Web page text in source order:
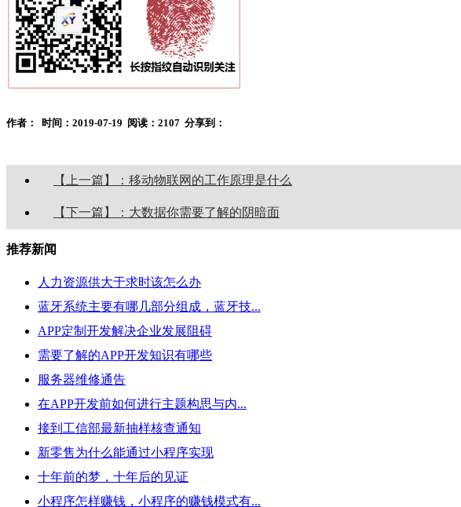
作者： 时间：2019-07-19 阅读：2107 分享到：
【上一篇】：移动物联网的工作原理是什么
【下一篇】：大数据你需要了解的阴暗面
推荐新闻
人力资源供大于求时该怎么办
蓝牙系统主要有哪几部分组成，蓝牙技...
APP定制开发解决企业发展阻碍
需要了解的APP开发知识有哪些
服务器维修通告
在APP开发前如何进行主题构思与内...
接到工信部最新抽样核查通知
新零售为什么能通过小程序实现
十年前的梦，十年后的见证
小程序怎样赚钱，小程序的赚钱模式有...